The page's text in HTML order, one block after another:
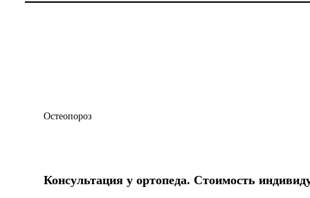
Остеопороз
Консультация у ортопеда. Стоимость